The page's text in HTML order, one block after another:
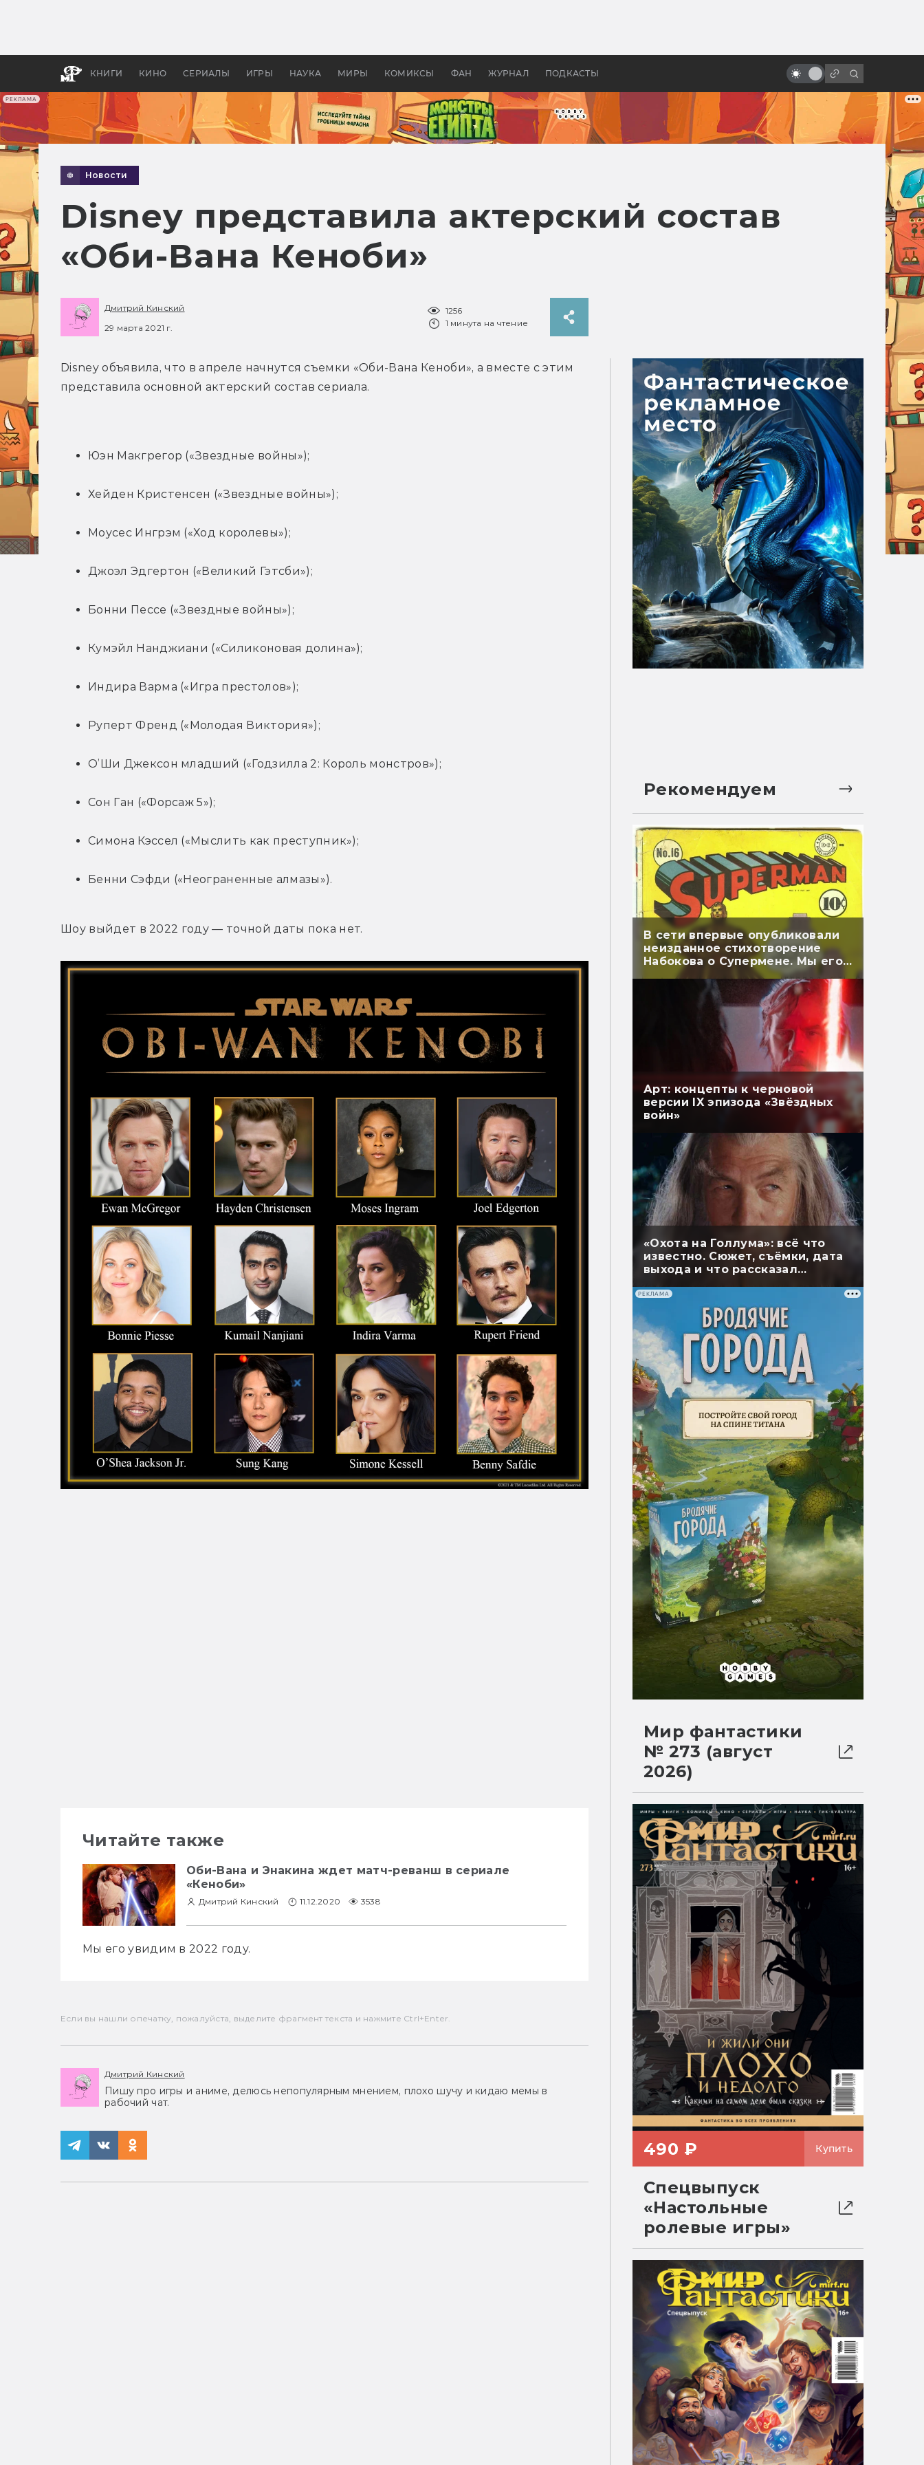
РЕКЛАМА
КНИГИ КИНО СЕРИАЛЫ ИГРЫ НАУКА МИРЫ КОМИКСЫ ФАН ЖУРНАЛ ПОДКАСТЫ
апокалипсис, в России —
бы «Властелина колец»
Как Чужой изменил кино и игры
Новости
Disney представила актерский состав
«Оби-Вана Кеноби»
Дмитрий Кинский
29 марта 2021 г.
1256
1 минута на чтение
Disney объявила, что в апреле начнутся съемки «Оби-Вана Кеноби», а вместе с этим
представила основной актерский состав сериала.
Юэн Макгрегор («Звездные войны»);
Хейден Кристенсен («Звездные войны»);
Моусес Ингрэм («Ход королевы»);
Джоэл Эдгертон («Великий Гэтсби»);
Бонни Пессе («Звездные войны»);
Кумэйл Нанджиани («Силиконовая долина»);
Индира Варма («Игра престолов»);
Руперт Френд («Молодая Виктория»);
О’Ши Джексон младший («Годзилла 2: Король монстров»);
Сон Ган («Форсаж 5»);
Симона Кэссел («Мыслить как преступник»);
Бенни Сэфди («Неограненные алмазы»).
Шоу выйдет в 2022 году — точной даты пока нет.
Читайте также
Оби-Вана и Энакина ждет матч-реванш в сериале
«Кеноби»
Дмитрий Кинский 11.12.2020 3538
Мы его увидим в 2022 году.
Если вы нашли опечатку, пожалуйста, выделите фрагмент текста и нажмите Ctrl+Enter.
Дмитрий Кинский
Пишу про игры и аниме, делюсь непопулярным мнением, плохо шучу и кидаю мемы в
рабочий чат.
Рекомендуем
В сети впервые опубликовали
неизданное стихотворение
Набокова о Супермене. Мы его
перевели
Арт: концепты к черновой
версии IX эпизода «Звёздных
войн»
«Охота на Голлума»: всё что
известно. Сюжет, съёмки, дата
выхода и что рассказал
РЕКЛАМА
Мир фантастики
№ 273 (август
2026)
490 ₽ Купить
Спецвыпуск
«Настольные
ролевые игры»